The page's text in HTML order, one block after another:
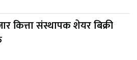
कित्ता संस्थापक शेयर बिक्री